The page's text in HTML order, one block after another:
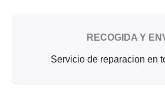
RECOGIDA Y
Servicio de reparacion en